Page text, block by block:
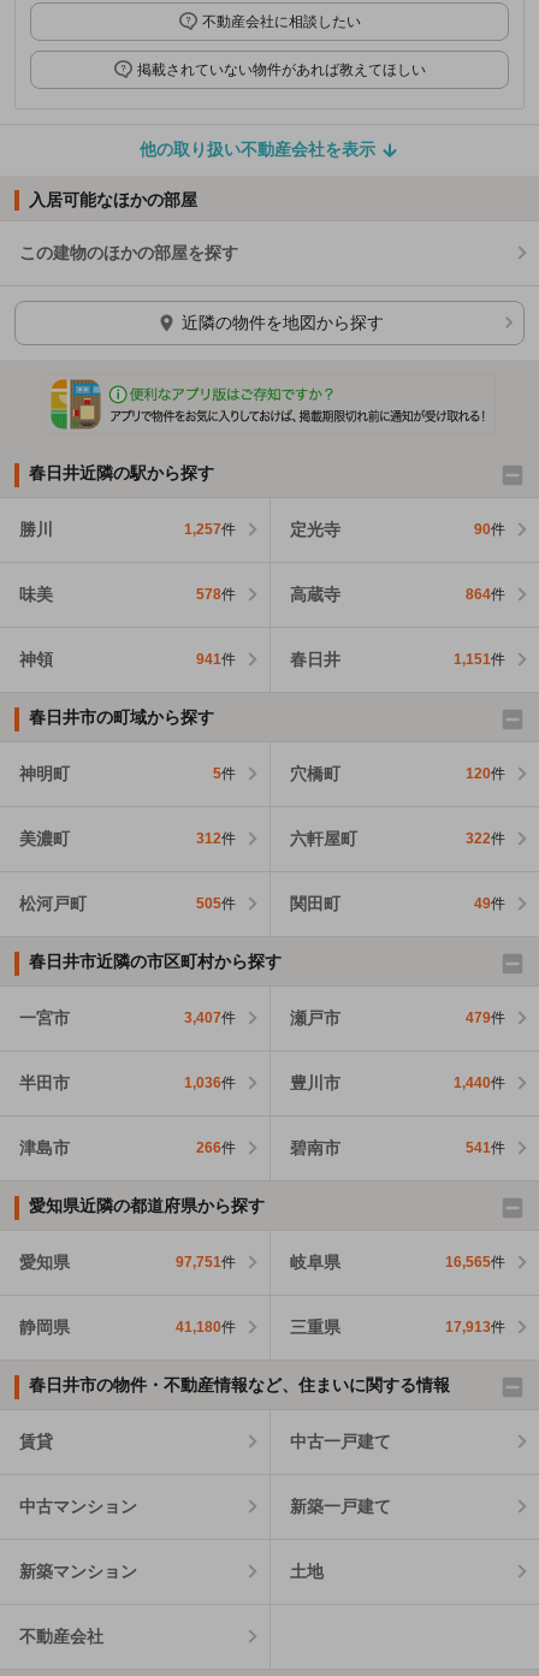
不動産会社に相談したい
掲載されていない物件があれば教えてほしい
他の取り扱い不動産会社を表示
入居可能なほかの部屋
この建物のほかの部屋を探す
ほかの部屋を検索中…
近隣の物件を地図から探す
春日井近隣の駅から探す
勝川 1,257件 定光寺 90件
味美 578件 高蔵寺 864件
神領 941件 春日井 1,151件
春日井市の町域から探す
神明町 5件 穴橋町 120件
美濃町 312件 六軒屋町 322件
松河戸町 505件 関田町 49件
春日井市近隣の市区町村から探す
一宮市 3,407件 瀬戸市 479件
半田市 1,036件 豊川市 1,440件
津島市 266件 碧南市 541件
愛知県近隣の都道府県から探す
愛知県 97,751件 岐阜県 16,565件
静岡県 41,180件 三重県 17,913件
春日井市の物件・不動産情報など、住まいに関する情報
賃貸 中古一戸建て
中古マンション 新築一戸建て
新築マンション 土地
不動産会社